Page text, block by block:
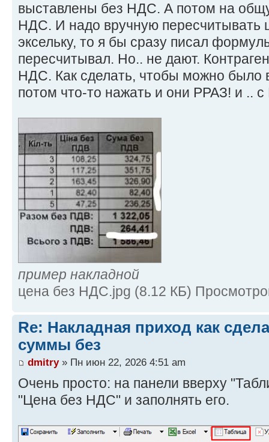
выставлены без НДС. А потом на
НДС. И надо вручную пересчитывать
эксельку, то я бы сразу писал
пересчитывал. Но.. не дают.
НДС. Как сделать, чтобы можно было
потом что-то нажать и они РРАЗ! и ..
пример накладной
цена без НДС.jpg (8.12 КБ)
Re: Накладная приход как
суммы без
dmitry» Пн июн 22, 2026 4:51 am
Очень просто: на панели вверху
"Цена без НДС" и заполнять его.